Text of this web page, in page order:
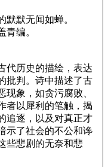
默默无闻如蝉。
青编。
代历史的描绘，表达
批判。诗中描述了古
现象，如贪污腐败、
者以犀利的笔触，揭
追逐，以及对真正才
示了社会的不公和谗
些悲剧的无奈和悲